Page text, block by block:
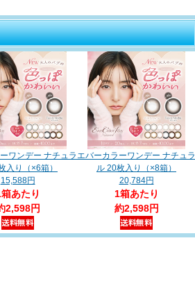
ワンデー ナチュラ
入り（×6箱）
15,588円
あたり
2,598円
エバーカラーワンデー ナチュラ
ル 20枚入り（×8箱）
20,784円
1箱あたり
約2,598円